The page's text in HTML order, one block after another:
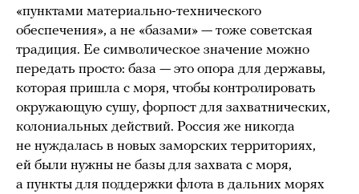
«пунктами материально-технического
обеспечения», а не «базами» — тоже советская
традиция. Ее символическое значение можно
передать просто: база — это опора для державы,
которая пришла с моря, чтобы контролировать
окружающую сушу, форпост для захватнических,
колониальных действий. Россия же никогда
не нуждалась в новых заморских территориях,
ей были нужны не базы для захвата с моря,
а пункты для поддержки флота в дальних морях